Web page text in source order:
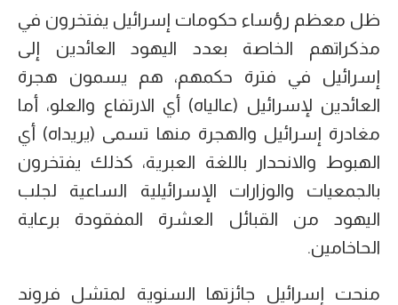
ظل معظم رؤساء حكومات إسرائيل يفتخرون في
مذكراتهم الخاصة بعدد اليهود العائدين إلى
إسرائيل في فترة حكمهم، هم يسمون هجرة
العائدين لإسرائيل (عالياه) أي الارتفاع والعلو، أما
مغادرة إسرائيل والهجرة منها تسمى (يريداه) أي
الهبوط والانحدار باللغة العبرية، كذلك يفتخرون
بالجمعيات والوزارات الإسرائيلية الساعية لجلب
اليهود من القبائل العشرة المفقودة برعاية
الحاخامين.
منحت إسرائيل جائزتها السنوية لمتشل فروند